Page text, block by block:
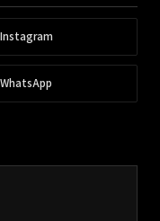
Instagram
WhatsApp